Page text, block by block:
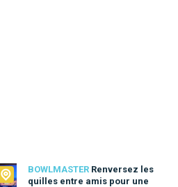
BOWLMASTER Renversez les
quilles entre amis pour une